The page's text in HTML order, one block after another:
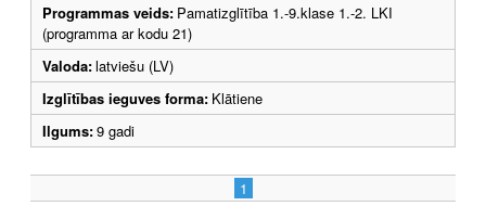
Programmas veids: Pamatizglītība 1.-9.klase 1.-2. LKI
(programma ar kodu 21)
Valoda:latviešu (LV)
Izglītības ieguves forma: Klātiene
Ilgums:9 gadi
1